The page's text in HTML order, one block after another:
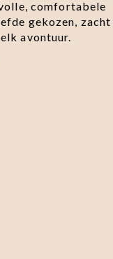
comfortabele
gekozen, zacht
avontuur.